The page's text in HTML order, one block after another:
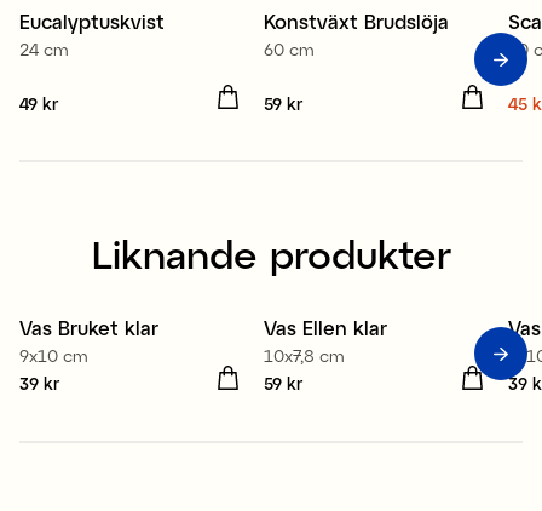
Eucalyptuskvist
24 cm
Pris:
49 kr
Konstväxt Brudslöja
60 cm
Pris:
59 kr
60
45
Liknande produkter
Medlem 3 för 99 kr
Vas Bruket klar
9x10 cm
Pris:
39 kr
Medlem 2 för 99 kr
Vas Ellen klar
10x7,8 cm
Pris:
59 kr Pris
39